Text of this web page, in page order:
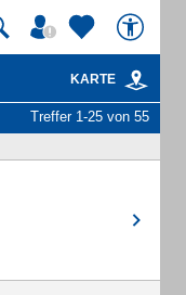
KARTE
Treffer 1-25 von 55